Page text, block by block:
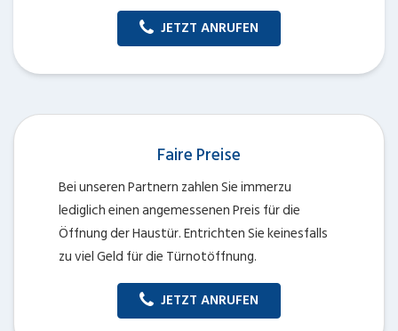
JETZT ANRUFEN
Faire Preise
Bei unseren Partnern zahlen Sie immerzu
lediglich einen angemessenen Preis für die
Öffnung der Haustür. Entrichten Sie keinesfalls
zu viel Geld für die Türnotöffnung.
JETZT ANRUFEN